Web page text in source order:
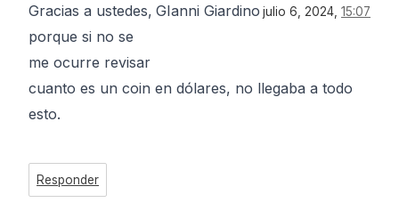
GIanni Giardino julio 6, 2024, 15:07
Gracias a ustedes,
porque si no se
me ocurre revisar
cuanto es un coin en dólares, no llegaba a todo
esto.
Responder